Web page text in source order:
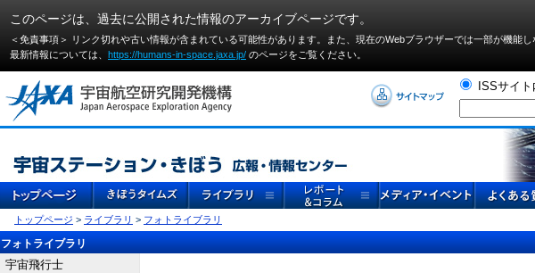
このページは、過去に公開された情報のアーカイブページです。
＜免責事項＞ リンク切れや古い情報が含まれている可能性があります。また、現在のWebブラウザーでは⼀部が機能し
最新情報については、 https://humans-in-space.jaxa.jp/ のページをご覧ください。
ISSサイ
トップページ > ライブラリ > フォトライブラリ
フォトライブラリ
宇宙飛行士